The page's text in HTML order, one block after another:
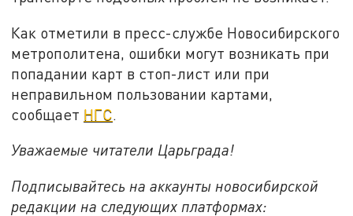
Как отметили в пресс-службе Новосибирского
метрополитена, ошибки могут возникать при
попадании карт в стоп-лист или при
неправильном пользовании картами,
сообщает НГС
Уважаемые читатели Царьграда!
Подписывайтесь на аккаунты новосибирской
редакции на следующих платформах: